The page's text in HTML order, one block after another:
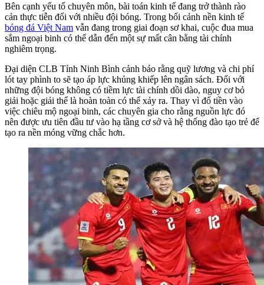
Bên cạnh yếu tố chuyên môn, bài toán kinh tế đang trở thành rào
cản thực tiễn đối với nhiều đội bóng. Trong bối cảnh nền kinh tế
bóng đá Việt Nam vẫn đang trong giai đoạn sơ khai, cuộc đua mua
sắm ngoại binh có thể dẫn đến một sự mất cân bằng tài chính
nghiêm trọng.
Đại diện CLB Tỉnh Ninh Bình cảnh báo rằng quỹ lương và chi phí
lót tay phình to sẽ tạo áp lực khủng khiếp lên ngân sách. Đối với
những đội bóng không có tiềm lực tài chính dồi dào, nguy cơ bỏ
giải hoặc giải thể là hoàn toàn có thể xảy ra. Thay vì đổ tiền vào
việc chiêu mộ ngoại binh, các chuyên gia cho rằng nguồn lực đó
nên được ưu tiên đầu tư vào hạ tầng cơ sở và hệ thống đào tạo trẻ để
tạo ra nền móng vững chắc hơn.